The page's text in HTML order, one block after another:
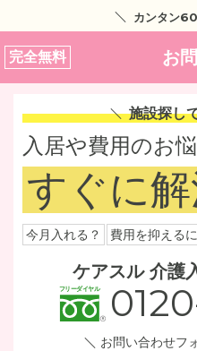
カンタン
完全無料 お
施設探し
入居や費用のお
すぐに
今月入れる？ 費用を抑える
ケアスル 介護
お問い合わせフ